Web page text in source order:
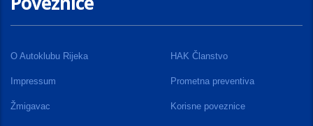
O Autoklubu Rijeka HAK Članstvo
Impressum Prometna preventiva
Žmigavac Korisne poveznice